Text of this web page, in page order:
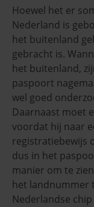
Hoewel het er
Nederland is
het buitenland
gebracht is.
het buitenland,
paspoort
wel goed
Daarnaast moet
voordat hij naar
registratiebewijs
dus in het
manier om te
het landnummer
Nederlandse